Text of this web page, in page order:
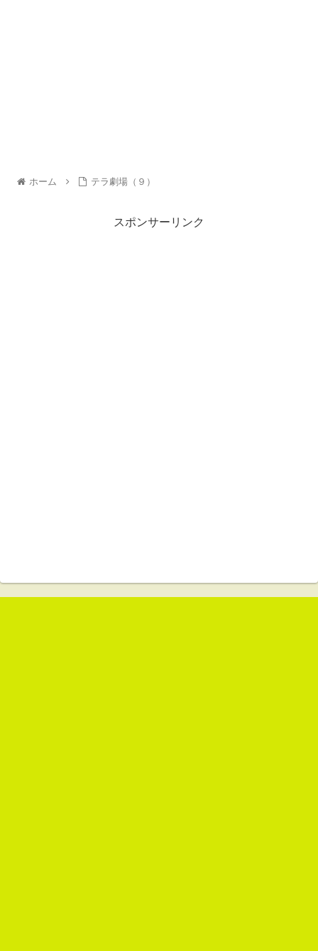
ホーム テラ劇場（９）
スポンサーリンク